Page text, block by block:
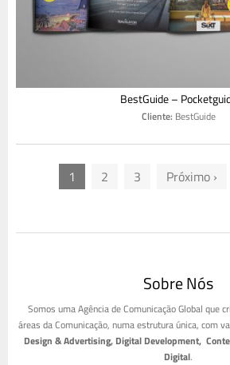
BestGuide –
Cliente: BestGuide
1 2 3 Próximo ›
Sobre Nós
Somos uma Agência de Comunicação Global que
áreas da Comunicação, numa estrutura única, com
Design & Advertising, Digital Development,
Digital.